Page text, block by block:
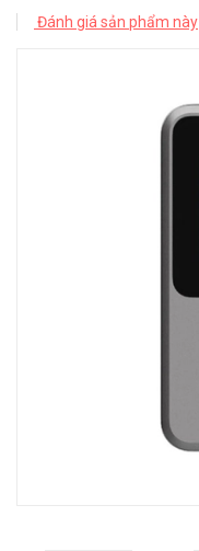
Đánh giá sản phẩm này